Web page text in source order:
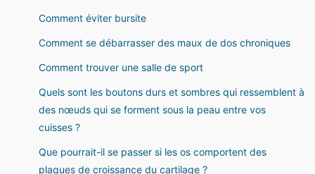
Comment éviter bursite
Comment se débarrasser des maux de dos chroniques
Comment trouver une salle de sport
Quels sont les boutons durs et sombres qui ressemblent à
des nœuds qui se forment sous la peau entre vos
cuisses ?
Que pourrait-il se passer si les os comportent des
plaques de croissance du cartilage ?